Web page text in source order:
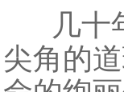
几十
尖角的